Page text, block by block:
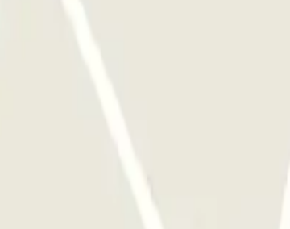
cogiste a la entrada.
con tu vehículo y utiliza este ticket para abrir la barrera.